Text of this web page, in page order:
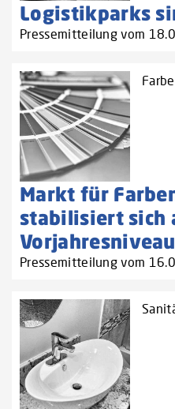
Logistikparks
Pressemitteilung vom
Markt für
stabilisiert sich
Vorjahresniveau
Pressemitteilung vom